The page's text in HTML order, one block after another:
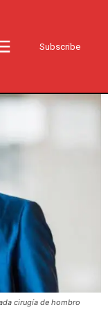
Subscribe
cirugía de hombro